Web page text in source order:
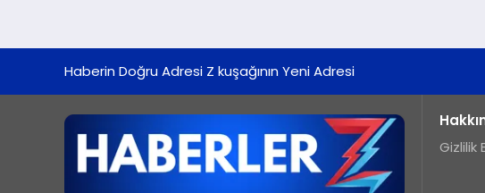
Haberin Doğru Adresi Z kuşağının Yeni Adresi
Gizlilik